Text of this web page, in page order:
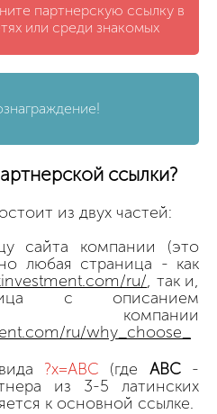
партнерскую ссылку в
или среди знакомых
ссылки?
из двух частей:
сайта компании (это
любая страница - как
ru/, так и,
с описанием
компании
ru/why_choose_
?x=ABC (где ABC-
из 3-5 латинских
к основной ссылке.